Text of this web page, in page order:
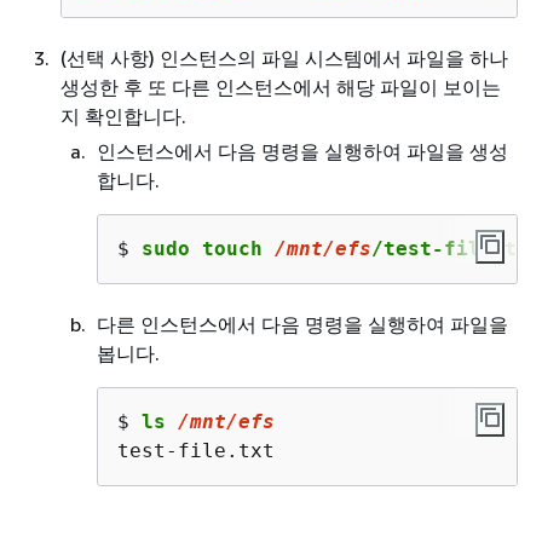
(선택 사항) 인스턴스의 파일 시스템에서 파일을 하나
생성한 후 또 다른 인스턴스에서 해당 파일이 보이는
지 확인합니다.
인스턴스에서 다음 명령을 실행하여 파일을 생성
합니다.
$ sudo touch /mnt/efs/test-file.txt
다른 인스턴스에서 다음 명령을 실행하여 파일을
봅니다.
$ ls /mnt/efs
test-file.txt